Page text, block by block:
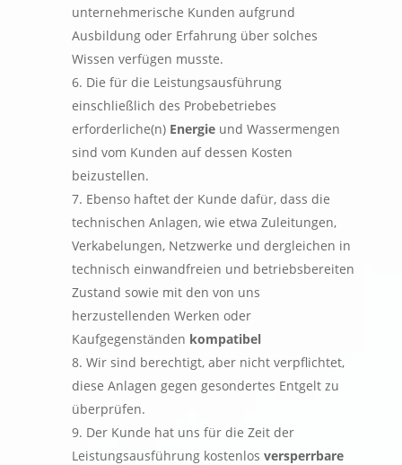
unternehmerische Kunden aufgrund
Ausbildung oder Erfahrung über solches
Wissen verfügen musste.
Die für die Leistungsausführung
einschließlich des Probebetriebes
erforderliche(n) Energie und Wassermengen
sind vom Kunden auf dessen Kosten
beizustellen.
Ebenso haftet der Kunde dafür, dass die
technischen Anlagen, wie etwa Zuleitungen,
Verkabelungen, Netzwerke und dergleichen in
technisch einwandfreien und betriebsbereiten
Zustand sowie mit den von uns
herzustellenden Werken oder
Kaufgegenständen kompatibel
Wir sind berechtigt, aber nicht verpflichtet,
diese Anlagen gegen gesondertes Entgelt zu
überprüfen.
Der Kunde hat uns für die Zeit der
Leistungsausführung kostenlos versperrbare